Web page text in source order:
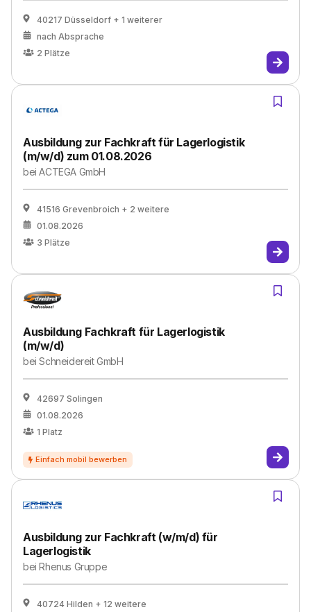
40217 Düsseldorf + 1 weiterer
nach Absprache
2 Plätze
Ausbildung zur Fachkraft für Lagerlogistik
(m/w/d) zum 01.08.2026
beiACTEGA GmbH
41516 Grevenbroich + 2 weitere
01.08.2026
3 Plätze
Ausbildung Fachkraft für Lagerlogistik
(m/w/d)
beiSchneidereit GmbH
42697 Solingen
01.08.2026
1 Platz
Ausbildung zur Fachkraft (w/m/d) für
Lagerlogistik
beiRhenus Gruppe
40724 Hilden + 12 weitere